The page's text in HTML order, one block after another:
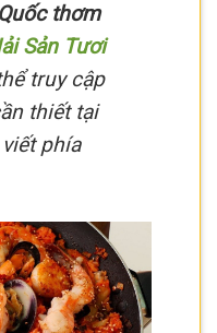
thơm
Sản Tươi
truy cập
thiết tại
phía